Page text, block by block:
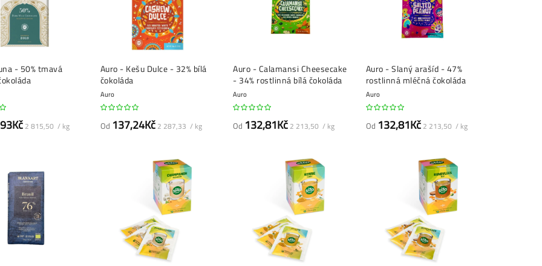
- 50% tmavá
2 815,50 / kg
Auro - Kešu Dulce - 32% bílá
čokoláda
Auro
Od 137,24Kč 2 287,33 / kg
Auro - Calamansi Cheesecake
- 34% rostlinná bílá čokoláda
Auro
Od 132,81Kč 2 213,50 / kg
Auro - Slaný arašíd - 47%
rostlinná mléčná čokoláda
Auro
Od 132,81Kč 2 213,50 / kg